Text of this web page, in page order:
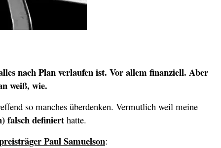
nach Plan verlaufen ist. Vor allem finanziell. Aber
weiß, wie.
so manches überdenken. Vermutlich weil meine
falsch definiert hatte.
Paul Samuelson: